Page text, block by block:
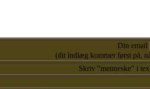
Din email
(dit indlæg kommer først på,
Skriv "menneske" i